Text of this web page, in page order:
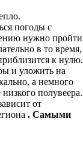
погоды с
нужно пройти
в то время,
к нулю.
и уложить на
а немного
полувеера.
от
. Самыми